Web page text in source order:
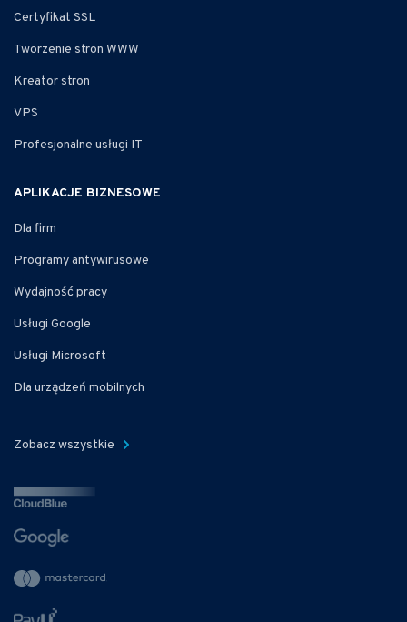
Certyfikat SSL
Tworzenie stron WWW
Kreator stron
VPS
Profesjonalne usługi IT
APLIKACJE BIZNESOWE
Dla firm
Programy antywirusowe
Wydajność pracy
Usługi Google
Usługi Microsoft
Dla urządzeń mobilnych
Zobacz wszystkie